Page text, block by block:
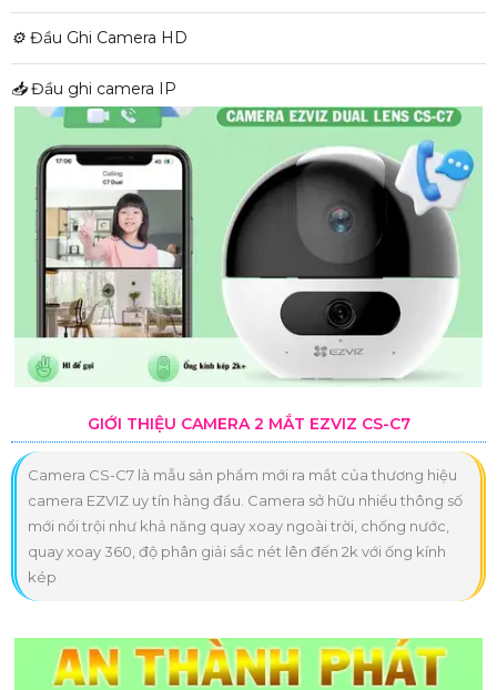
⚙️ Đầu Ghi Camera HD
📥Đầu ghi camera IP
GIỚI THIỆU CAMERA 2 MẮT EZVIZ CS-C7
Camera CS-C7 là mẫu sản phẩm mới ra mắt của thương hiệu
camera EZVIZ uy tín hàng đầu. Camera sở hữu nhiều thông số
mới nổi trội như khả năng quay xoay ngoài trời, chống nước,
quay xoay 360, độ phân giải sắc nét lên đến 2k với ống kính
kép